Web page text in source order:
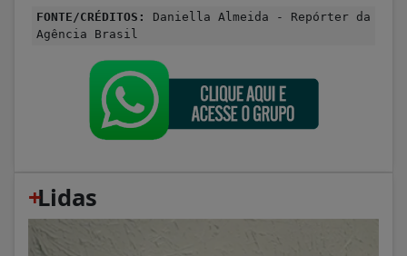
FONTE/CRÉDITOS:
Daniella Almeida - Repórter da
Agência Brasil
+
Lidas